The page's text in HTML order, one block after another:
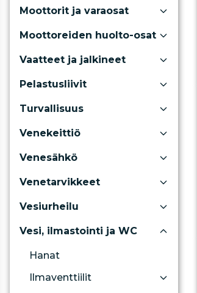
Moottorit ja varaosat
Moottoreiden huolto-osat
Vaatteet ja jalkineet
Pelastusliivit
Turvallisuus
Venekeittiö
Venesähkö
Venetarvikkeet
Vesiurheilu
Vesi, ilmastointi ja WC
Hanat
Ilmaventtiilit